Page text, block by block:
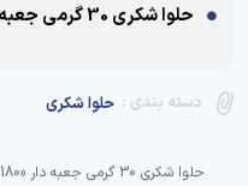
حلوا شکری 30 گرمی جعبه دار «180عددی» نیاکان
دسته بندی : حلوا شکری
حلوا شکری 30 گرمی جعبه دار «180عددی» نیاکان